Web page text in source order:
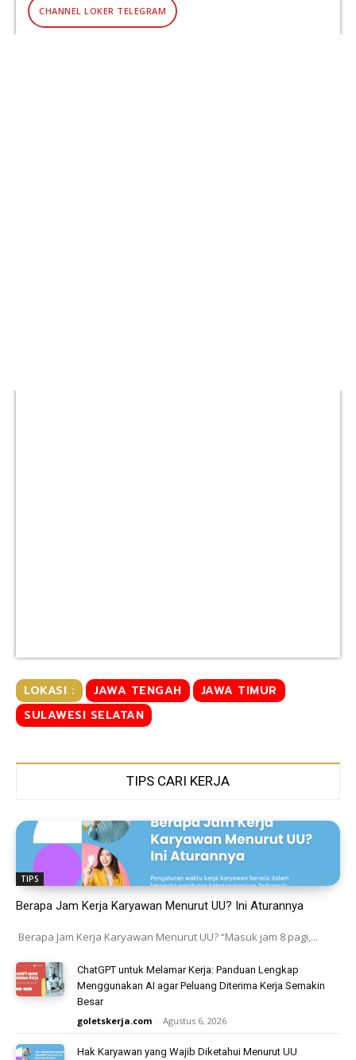
CHANNEL LOKER TELEGRAM
LOKASI : JAWA TENGAH
JAWA TIMUR
SULAWESI SELATAN
TIPS CARI KERJA
TIPS
Berapa Jam Kerja Karyawan Menurut UU? Ini Aturannya
Berapa Jam Kerja Karyawan Menurut UU? “Masuk jam 8 pagi,...
ChatGPT untuk Melamar Kerja: Panduan Lengkap
Menggunakan AI agar Peluang Diterima Kerja Semakin
Besar
goletskerja.com - Agustus 6, 2026
Hak Karyawan yang Wajib Diketahui Menurut UU